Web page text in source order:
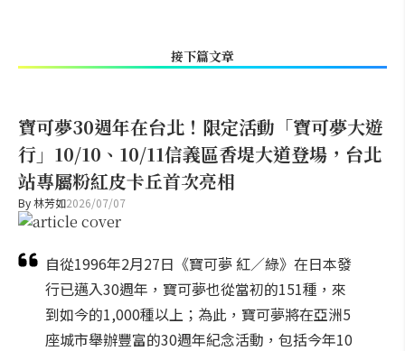
接下篇文章
寶可夢30週年在台北！限定活動「寶可夢大遊
行」10/10、10/11信義區香堤大道登場，台北
站專屬粉紅皮卡丘首次亮相
By林芳如2026/07/07
自從1996年2月27日《寶可夢 紅／綠》在日本發
行已邁入30週年，寶可夢也從當初的151種，來
到如今的1,000種以上；為此，寶可夢將在亞洲5
座城市舉辦豐富的30週年紀念活動，包括今年10